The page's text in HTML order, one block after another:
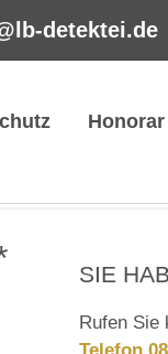
detektei.de
Honorar
SIE
Rufen Sie